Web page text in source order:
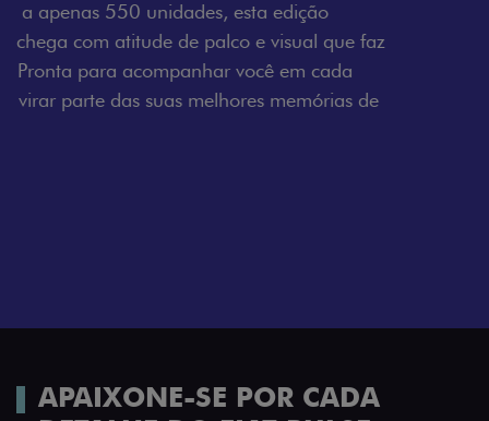
festival: série numerada, adesivo lateral LollaBR e a
soleira temática que reforçam a exclusividade,
enquanto os detalhes escurecidos, o teto bicolor e as
rodas de liga-leve aro 16” em preto brilhante
APAIXONE-SE POR CADA